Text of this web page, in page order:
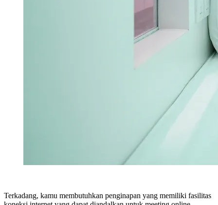
Terkadang, kamu membutuhkan penginapan yang memiliki fasilitas